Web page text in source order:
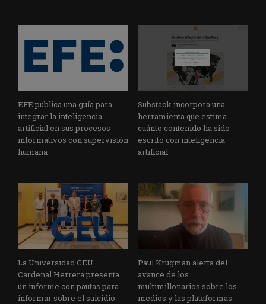
EFE publica una guía para
integrar la inteligencia
artificial en sus procesos
informativos con supervisión
humana
Substack incorpora una
herramienta que estima
cuánto contenido ha sido
escrito con inteligencia
artificial
La Universidad CEU
Cardenal Herrera presenta
un informe con pautas para
informar sobre el suicidio
Paul Krugman alerta del
avance de los
multimillonarios sobre los
medios y las plataformas